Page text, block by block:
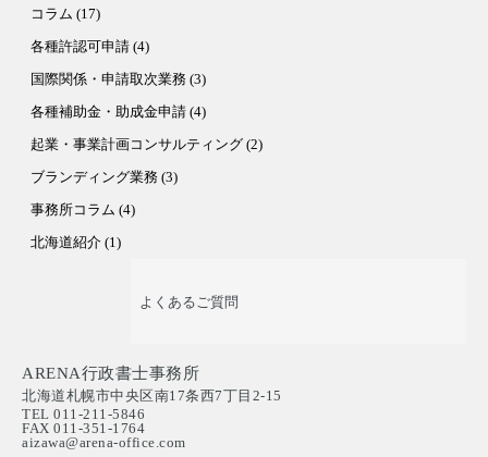
コラム (17)
各種許認可申請 (4)
国際関係・申請取次業務 (3)
各種補助金・助成金申請 (4)
起業・事業計画コンサルティング (2)
ブランディング業務 (3)
事務所コラム (4)
北海道紹介 (1)
よくあるご質問
ARENA行政書士事務所
北海道札幌市中央区南17条西7丁目2-15
TEL 011-211-5846
FAX 011-351-1764
aizawa@arena-office.com